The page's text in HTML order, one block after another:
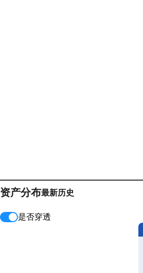
资产分布最新历史
是否穿透